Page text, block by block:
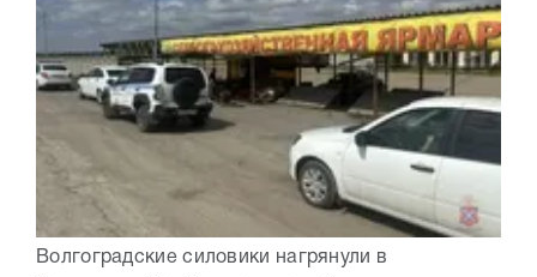
Волгоградские силовики нагрянули в